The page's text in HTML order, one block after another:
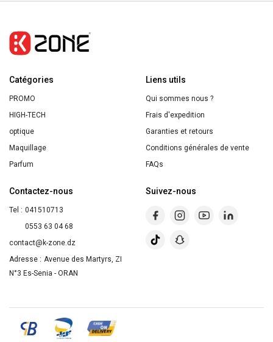
Catégories
PROMO
HIGH-TECH
optique
Maquillage
Parfum
Liens utils
Qui sommes nous ?
Frais d'expedition
Garanties et retours
Conditions générales de vente
FAQs
Contactez-nous
Tel : 041510713
0553 63 04 68
contact@k-zone.dz
Adresse : Avenue des Martyrs, ZI
N°3 Es-Senia - ORAN
Suivez-nous